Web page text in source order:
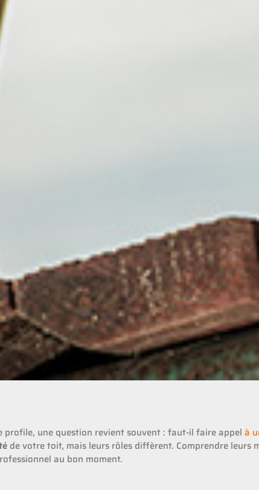
profile, une question revient souvent : faut-il faire appel à
de votre toit, mais leurs rôles diffèrent. Comprendre leurs
au bon moment.